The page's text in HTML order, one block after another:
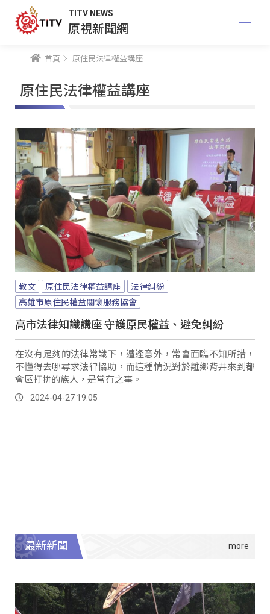
TITV NEWS
原視新聞網
首頁 原住民法律權益講座
原住民法律權益講座
教文 原住民法律權益講座
法律糾紛
高雄市原住民權益關懷服務協會
高市法律知識講座 守護原民權益、避免糾紛
在沒有足夠的法律常識下，遭逢意外，常會面臨不知所措，
不懂得去哪尋求法律協助，而這種情況對於離鄉背井來到都
會區打拚的族人，是常有之事。
2024-04-27 19:05
最新新聞